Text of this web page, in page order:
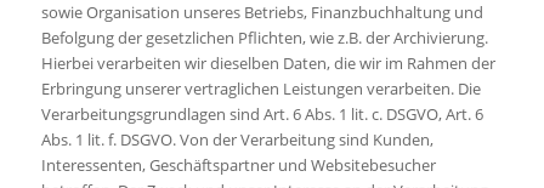
sowie Organisation unseres Betriebs, Finanzbuchhaltung und
Befolgung der gesetzlichen Pflichten, wie z.B. der Archivierung.
Hierbei verarbeiten wir dieselben Daten, die wir im Rahmen der
Erbringung unserer vertraglichen Leistungen verarbeiten. Die
Verarbeitungsgrundlagen sind Art. 6 Abs. 1 lit. c. DSGVO, Art. 6
Abs. 1 lit. f. DSGVO. Von der Verarbeitung sind Kunden,
Interessenten, Geschäftspartner und Websitebesucher